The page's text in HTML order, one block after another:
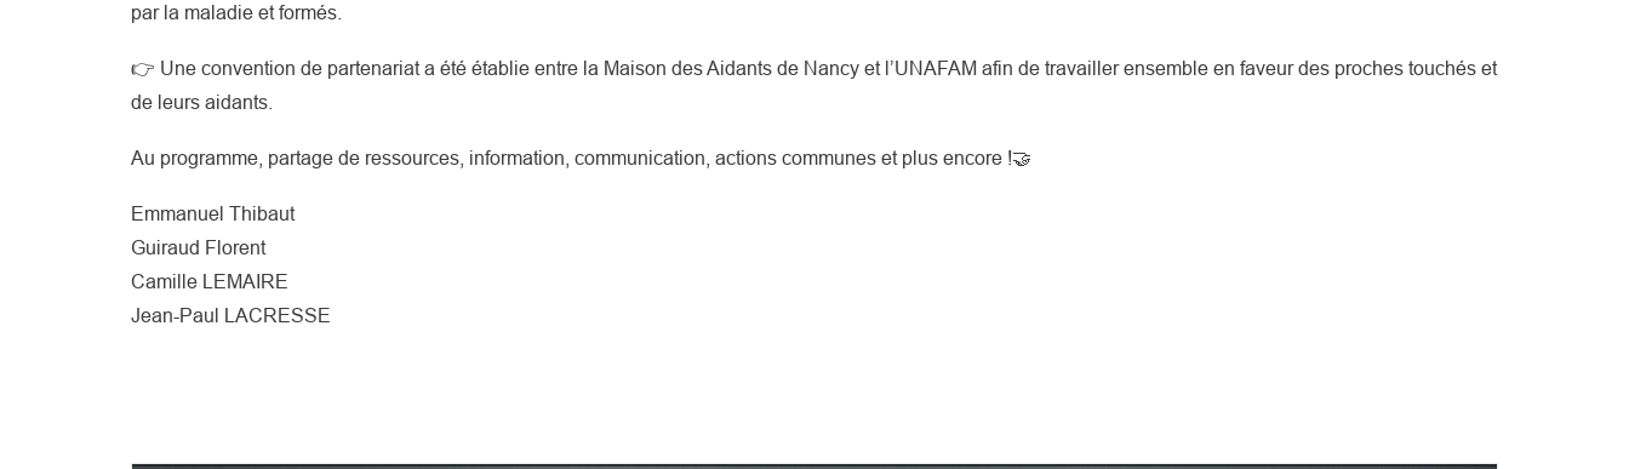
par la maladie et formés.
👉 Une convention de partenariat a été établie entre la Maison des Aidants de Nancy et l’UNAFAM afin de travailler ensemble en faveur des proches touchés et
de leurs aidants.
Au programme, partage de ressources, information, communication, actions communes et plus encore !🤝
Emmanuel Thibaut
Guiraud Florent
Camille LEMAIRE
Jean-Paul LACRESSE